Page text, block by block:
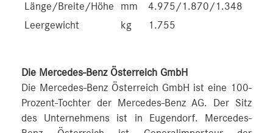
Länge/Breite/Höhe
mm
4.975/1.870/1.348
Leergewicht
kg 1.755
Die Mercedes-Benz Österreich GmbH
Die Mercedes-Benz Österreich GmbH ist eine 100-
Prozent-Tochter der Mercedes-Benz AG. Der Sitz
des Unternehmens ist in Eugendorf. Mercedes-